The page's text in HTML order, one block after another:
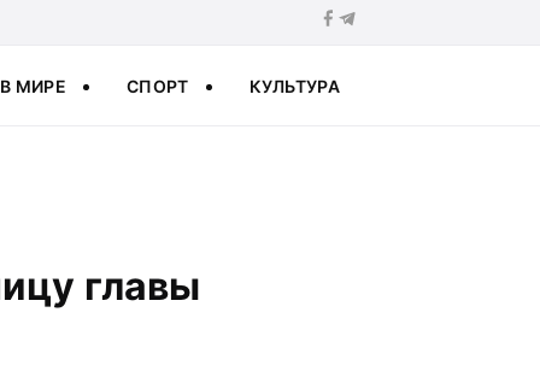
В МИРЕ СПОРТ КУЛЬТУРА
главы